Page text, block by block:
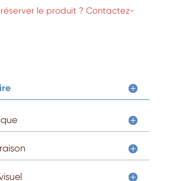
réserver le produit ? Contactez-